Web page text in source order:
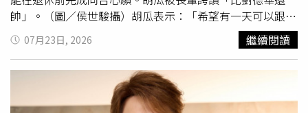
帥」。（圖／侯世駿攝）胡瓜表示：「希望有一天可以跟菲
哥（張菲）一起站在舞台，這是我退休前的心願，如果我們
聯手會很不得了；如果小燕姐願意更好，她一來，張惠妹、
五月天都會來，希望我們有更好的領導人帶領。」不過，他
坦言目前還沒有正式向兩位前輩提出邀約，原因是希望先把
演唱會做出成績。談到《鑽石舞台之夜》的成功，胡瓜也感
07月23日, 2026 繼續閱讀